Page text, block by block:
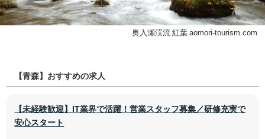
奥入瀬渓流 紅葉 aomori-tourism.com
【青森】おすすめの求人
【未経験歓迎】IT業界で活躍！営業スタッフ募集／研修充実で
安心スタート